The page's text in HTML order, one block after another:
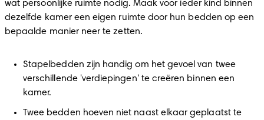
wat persoonlijke ruimte nodig. Maak voor ieder kind binnen
dezelfde kamer een eigen ruimte door hun bedden op een
bepaalde manier neer te zetten.
Stapelbedden zijn handig om het gevoel van twee
verschillende 'verdiepingen' te creëren binnen een
kamer.
Twee bedden hoeven niet naast elkaar geplaatst te